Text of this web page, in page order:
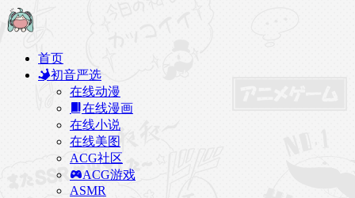
首页
初音严选
在线动漫
在线漫画
在线小说
在线美图
ACG社区
ACG游戏
ASMR